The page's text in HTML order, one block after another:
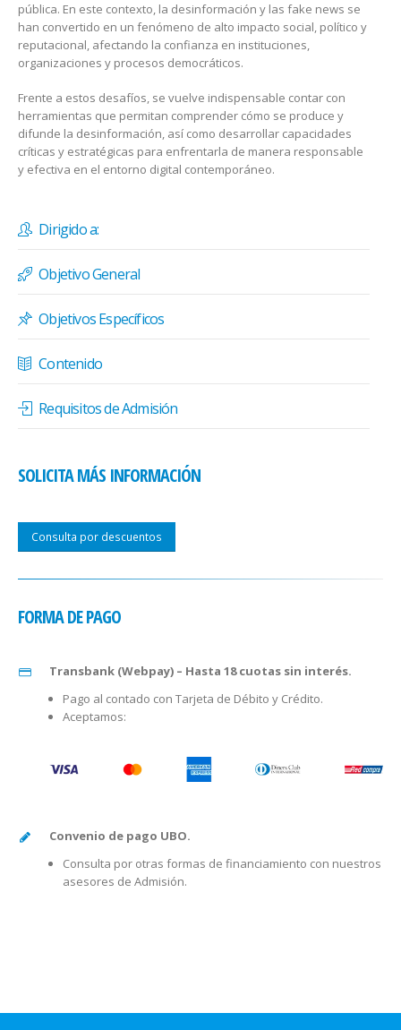
pública. En este contexto, la desinformación y las fake news se
han convertido en un fenómeno de alto impacto social, político y
reputacional, afectando la confianza en instituciones,
organizaciones y procesos democráticos.
Frente a estos desafíos, se vuelve indispensable contar con
herramientas que permitan comprender cómo se produce y
difunde la desinformación, así como desarrollar capacidades
críticas y estratégicas para enfrentarla de manera responsable
y efectiva en el entorno digital contemporáneo.
Dirigido a:
Objetivo General
Objetivos Específicos
Contenido
Requisitos de Admisión
SOLICITA MÁS INFORMACIÓN
Consulta por descuentos
FORMA DE PAGO
Transbank (Webpay) – Hasta 18 cuotas sin interés.
Pago al contado con Tarjeta de Débito y Crédito.
Aceptamos:
Convenio de pago UBO.
Consulta por otras formas de financiamiento con nuestros
asesores de Admisión.